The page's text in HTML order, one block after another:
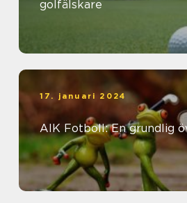
golfälskare
17. januari 2024
AIK Fotboll: En grundlig